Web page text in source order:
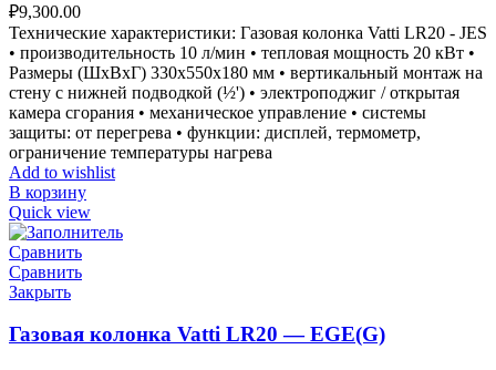
₽9,300.00
Технические характеристики: Газовая колонка Vatti LR20 - JES
• производительность 10 л/мин • тепловая мощность 20 кВт •
Размеры (ШxВxГ) 330x550x180 мм • вертикальный монтаж на
стену с нижней подводкой (½') • электроподжиг / открытая
камера сгорания • механическое управление • системы
защиты: от перегрева • функции: дисплей, термометр,
ограничение температуры нагрева
Add to wishlist
В корзину
Quick view
Сравнить
Сравнить
Закрыть
Газовая колонка Vatti LR20 — EGE(G)